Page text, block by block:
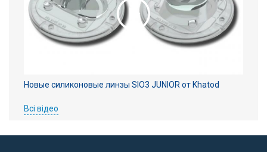
Новые силиконовые линзы SIO3 JUNIOR от Khatod
Всі відео